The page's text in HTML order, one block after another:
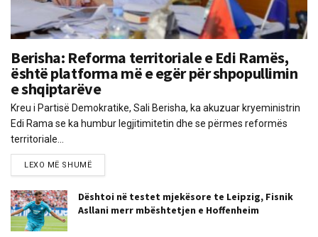
Berisha: Reforma territoriale e Edi Ramës,
është platforma më e egër për shpopullimin
e shqiptarëve
Kreu i Partisë Demokratike, Sali Berisha, ka akuzuar kryeministrin
Edi Rama se ka humbur legjitimitetin dhe se përmes reformës
territoriale...
LEXO MË SHUMË
Dështoi në testet mjekësore te Leipzig, Fisnik
Asllani merr mbështetjen e Hoffenheim